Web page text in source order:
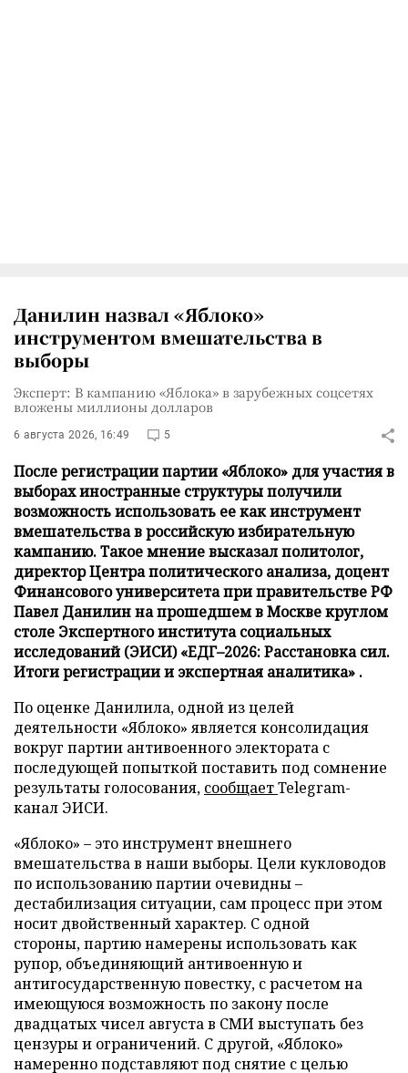
Данилин назвал «Яблоко»
инструментом вмешательства в
выборы
Эксперт: В кампанию «Яблока» в зарубежных соцсетях
вложены миллионы долларов
6 августа 2026, 16:49 5
После регистрации партии «Яблоко» для участия в
выборах иностранные структуры получили
возможность использовать ее как инструмент
вмешательства в российскую избирательную
кампанию. Такое мнение высказал политолог,
директор Центра политического анализа, доцент
Финансового университета при правительстве РФ
Павел Данилин на прошедшем в Москве круглом
столе Экспертного института социальных
исследований (ЭИСИ) «ЕДГ–2026: Расстановка сил.
Итоги регистрации и экспертная аналитика» .
По оценке Данилила, одной из целей
деятельности «Яблоко» является консолидация
вокруг партии антивоенного электората с
последующей попыткой поставить под сомнение
результаты голосования, сообщаетTelegram-
канал ЭИСИ.
«Яблоко» – это инструмент внешнего
вмешательства в наши выборы. Цели кукловодов
по использованию партии очевидны –
дестабилизация ситуации, сам процесс при этом
носит двойственный характер. С одной
стороны, партию намерены использовать как
рупор, объединяющий антивоенную и
антигосударственную повестку, с расчетом на
имеющуюся возможность по закону после
двадцатых чисел августа в СМИ выступать без
цензуры и ограничений. С другой, «Яблоко»
намеренно подставляют под снятие с целью